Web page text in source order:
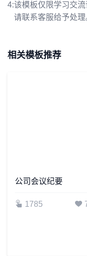
4:该模板仅限学习交
请联系客服给予处理
相关模板推荐
公司会议纪要
1785